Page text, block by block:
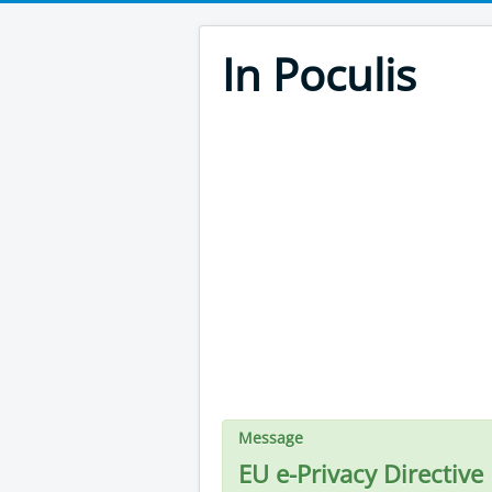
In Poculis
Message
EU e-Privacy Directive